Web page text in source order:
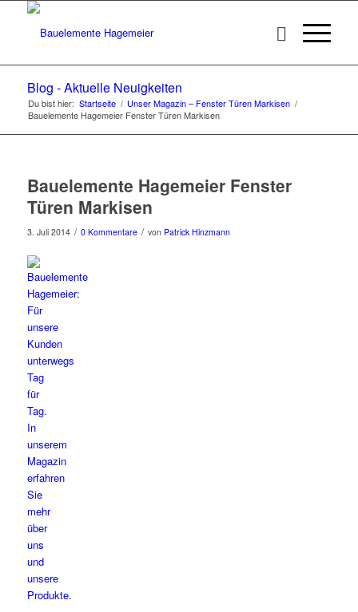
Blog - Aktuelle Neuigkeiten
Du bist hier: Startseite / Unser Magazin – Fenster Türen Markisen /
Bauelemente Hagemeier Fenster Türen Markisen
Bauelemente Hagemeier Fenster
Türen Markisen
3. Juli 2014 / 0 Kommentare / von Patrick Hinzmann